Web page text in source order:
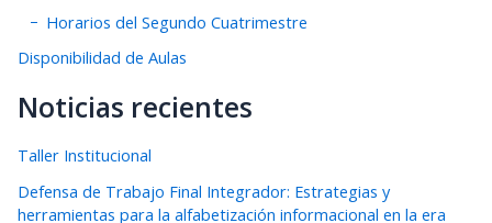
Horarios del Segundo Cuatrimestre
Disponibilidad de Aulas
Noticias recientes
Taller Institucional
Defensa de Trabajo Final Integrador: Estrategias y
herramientas para la alfabetización informacional en la era